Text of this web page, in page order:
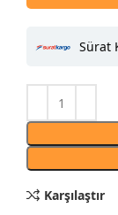
Sürat
Karşılaştır